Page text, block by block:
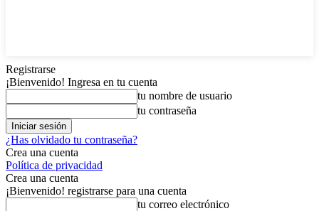
Registrarse
¡Bienvenido! Ingresa en tu cuenta
tu nombre de usuario
tu contraseña
¿Has olvidado tu contraseña?
Crea una cuenta
Política de privacidad
Crea una cuenta
¡Bienvenido! registrarse para una cuenta
tu correo electrónico